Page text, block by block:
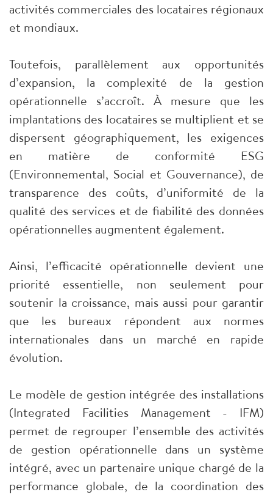
activités commerciales des locataires régionaux
et mondiaux.
Toutefois, parallèlement aux opportunités
d’expansion, la complexité de la gestion
opérationnelle s’accroît. À mesure que les
implantations des locataires se multiplient et se
dispersent géographiquement, les exigences
en matière de conformité ESG
(Environnemental, Social et Gouvernance), de
transparence des coûts, d’uniformité de la
qualité des services et de fiabilité des données
opérationnelles augmentent également.
Ainsi, l’efficacité opérationnelle devient une
priorité essentielle, non seulement pour
soutenir la croissance, mais aussi pour garantir
que les bureaux répondent aux normes
internationales dans un marché en rapide
évolution.
Le modèle de gestion intégrée des installations
(Integrated Facilities Management - IFM)
permet de regrouper l’ensemble des activités
de gestion opérationnelle dans un système
intégré, avec un partenaire unique chargé de la
performance globale, de la coordination des